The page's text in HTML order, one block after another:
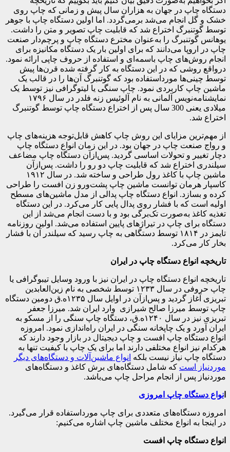
دستگاه چاپ در جهان به هزاران سال پیش و زمانی که چاپ روی
خشک و گل انجام می‌شد برمی‌گردد. اما اولین دستگاه چاپ با جوهر
توسط گوتنبرگ اختراع شد که قابلیت چاپ تصویر و متن را داشت.
یوهانس گوتنبرگ را به‌عنوان مخترع دستگاه چاپ و پرچم‌دار صنعت
چاپ در اروپا می‌دانند که برای اولین بار یک دستگاه مکانیزه برای
انجام روش‌های چاپ باسمه‌ای و استفاده از حروف چاپی ارائه نمود.
درواقع روشی که در این دستگاه به کار گرفته شده قرن‌ها پیش
توسط چینی‌ها مورداستفاده بود که گوتنبرگ آن‌ها را در قالب یک
ماشین چاپ کاربردی نمود. چاپ سنگی یا لیتوگرافی نیز توسط یک
نمایشنامه‌نویس آلمانی به نام آلوئیس زنه فلدر در سال ۱۷۹۶
میلادی یعنی 300 سال پس از اختراع دستگاه چاپ توسط گوتنبرگ
اختراع شد.
از مهم‌ترین مزایای این روش چاپ کاهش قابل‌توجه هزینه‌های چاپ
و رواج صنعت چاپ در جهان بود. در این زمان انواع دستگاه چاپ
دچار تغییر و تحولات اساسی گردید. پس‌ازآن دستگاه چاپ مضاعف
سیلندری اختراع شد که قابلیت چاپ دو رو را داشت. پس‌ازآن
ماشین چاپ با کاغذ رول طراحی و ساخته شد. در سال ۱۹۱۲
کاسپار هرمان توانست ماشین چاپ پشت‌ورو زن ‌افست را طراحی
کرده و بسازد. انواع دستگاه چاپ پدالی از مدل ماشین‌های مسطح
اولیه است که با فشار روی پدال پایی کار می‌کرد. در این دستگاه
تغذیه کاغذ به‌صورت تک‌برگی بود و با دست انجام می‌شد از این
دستگاه برای چاپ در تیراژهای پایین استفاده می‌شد. اولین روزنامه
تایمز در ۱۸۱۴ توسط دستگاهی به چاپ رسید که سیلندر آن با فشار
بخار کار می‌کرد.
تاریخچه انواع دستگاه چاپ در ایران
تاریخچه انواع دستگاه چاپ در ایران نیز با ورود وسایل تیبوگرافی یا
چاپ حروفی در سال ۱۲۳۳ توسط شخصی به نام زین‌العابدین
تبریزی آغاز گردید و پس‌ازآن در اوایل سال ۱۲۳۵ه.ق دومین دستگاه
چاپ توسط میرزا صالح شیرازی وارد ایران شد. میرزا جعفر
تبریزی نیز در سال ۱۲۴۰ه.ق، دستگاه چاپ سنگی را از مسکو به
ایران آورد و یک چاپخانه سنگی در ایران راه‌اندازی نمود. امروزه
انواع دستگاه چاپ افست و چاپ دیجیتال در بازار وجود دارند که
هرکدام نیز انواع مختلفی دارند اما برای یک چاپ با کیفیت تنها به
دستگاه چاپ نیاز نیست بلکه انواع ماشین‌آلات و دستگاه‌های دیگر
موردنیاز است که شامل دستگاه‌های برش کاغذ و دستگاه‌های
موردنیاز پس از انجام مراحل چاپ می‌باشد.
نواع دستگاه چاپ امروزی
امروزه دستگاه‌های متعددی برای چاپ مورداستفاده قرار می‌گیرد.
در اینجا به انواع مختلف ماشین چاپ اشاره می‌کنیم:
انواع دستگاه چاپ افست